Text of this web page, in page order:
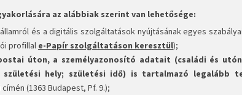
az alábbiak szerint van lehetősége:
és a digitális szolgáltatások nyújtásának egyes
profillal e-Papír szolgáltatáson keresztül);
úton, a személyazonosító adatait (családi és
születési hely; születési idő) is tartalmazó legalább
(1363 Budapest, Pf. 9.);